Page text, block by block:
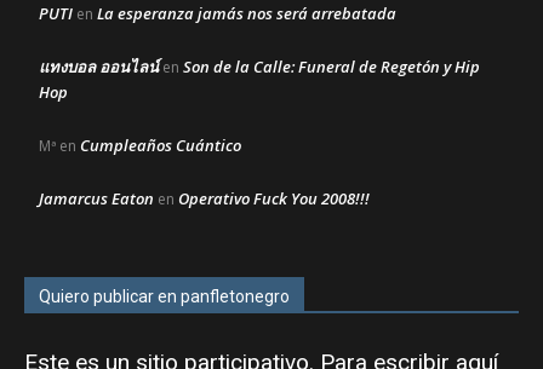
PUTI en La esperanza jamás nos será arrebatada
แทงบอล ออนไลน์en Son de la Calle: Funeral de Regetón y Hip
Hop
Mª en Cumpleaños Cuántico
Jamarcus Eaton en Operativo Fuck You 2008!!!
Quiero publicar en panfletonegro
Este es un sitio participativo. Para escribir aquí